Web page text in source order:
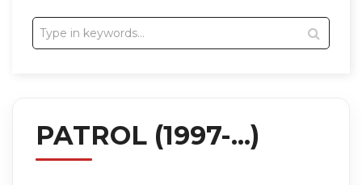
PATROL (1997-...)